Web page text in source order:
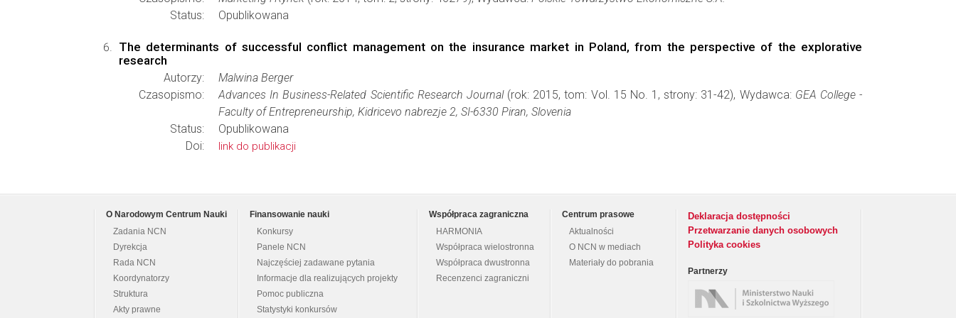
Status:
Opublikowana
The determinants of successful conflict management on the insurance market in Poland, from the perspective of the explorative
research
Autorzy:
Malwina Berger
Czasopismo:
Advances In Business-Related Scientific Research Journal(rok: 2015, tom: Vol. 15 No. 1, strony: 31-42), Wydawca: GEA College -
Faculty of Entrepreneurship, Kidricevo nabrezje 2, SI-6330 Piran, Slovenia
Status:
Opublikowana
Doi:
link do publikacji
O Narodowym Centrum Nauki
Zadania NCN
Dyrekcja
Rada NCN
Koordynatorzy
Struktura
Akty prawne
Finansowanie nauki
Konkursy
Panele NCN
Najczęściej zadawane pytania
Informacje dla realizujących projekty
Pomoc publiczna
Statystyki konkursów
Współpraca zagraniczna
HARMONIA
Współpraca wielostronna
Współpraca dwustronna
Recenzenci zagraniczni
Centrum prasowe
Aktualności
O NCN w mediach
Materiały do pobrania
Deklaracja dostępności
Przetwarzanie danych osobowych
Polityka cookies
Partnerzy